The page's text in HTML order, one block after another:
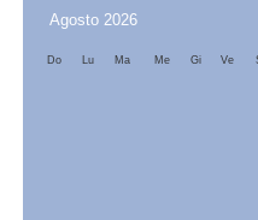
Do Lu Ma Me Gi Ve